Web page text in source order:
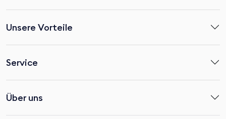
Unsere Vorteile
Service
Über uns